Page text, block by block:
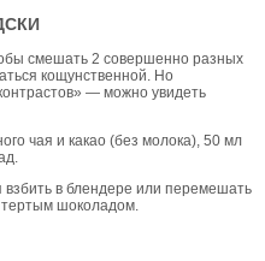
смешать 2 совершенно разных
кощунственной. Но
— можно увидеть
чая и какао (без молока), 50 мл
в блендере или перемешать
тертым шоколадом.